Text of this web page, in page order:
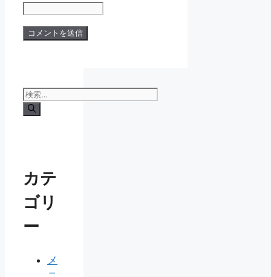
検
索:
カテ
ゴリ
ー
メ